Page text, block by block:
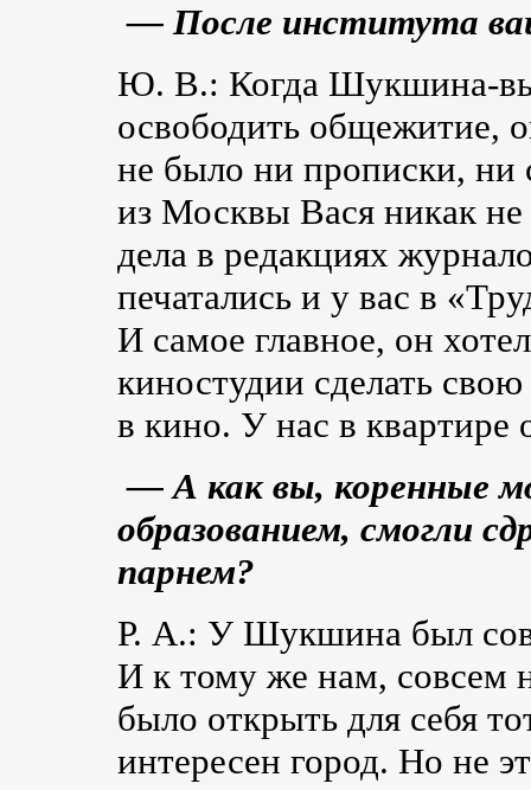
— После института
Ю. В.: Когда Шукшина-
освободить общежитие,
не было ни прописки, ни
из Москвы Вася никак не
дела в редакциях
печатались и у вас в
И самое главное, он
киностудии сделать
в кино. У нас в квартире
— А как вы, коренные
образованием, смогли
парнем?
Р. А.: У Шукшина был
И к тому же нам, совсем
было открыть для себя
интересен город. Но не